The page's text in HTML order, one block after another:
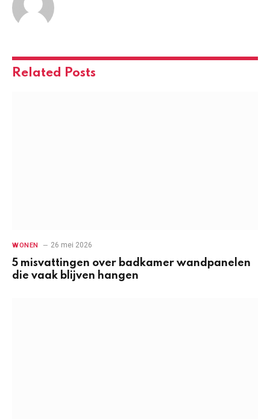
Related Posts
WONEN 26 mei 2026
5 misvattingen over badkamer wandpanelen
die vaak blijven hangen